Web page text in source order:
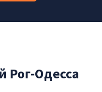
Рог-Одесса